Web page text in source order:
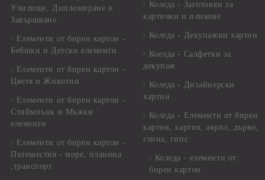
Училище, Дипломиране и
Завършване
Елементи от бирен картон -
Бебшки и Детски елементи
Елементи от бирен картон -
Цветя и Животни
Елементи от бирен картон -
Стиймпънк и Мъжки
елементи
Елементи от бирен картон -
Пътешестия - море, планина
,транспорт
Коледа - Заготовки за
картички и пликове
Коледа - Декупажни хартии
Коелда - Салфетки за
декупаж
Коледа - Дизайнерски
хартии
Коледа - Eлементи от бирен
картон, хартия, акрил, дърво,
глина, гипс
Коледа - елементи от
бирен картон